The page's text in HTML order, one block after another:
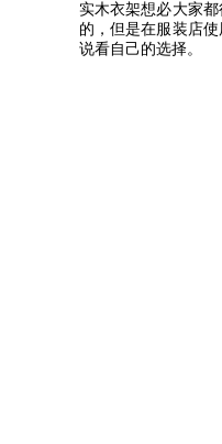
实木衣架想必大家
的，但是在服装店
说看自己的选择。